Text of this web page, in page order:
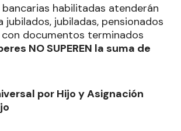
bancarias habilitadas atenderán
jubilados, jubiladas, pensionados
documentos terminados
NO SUPEREN la suma de
por Hijo y Asignación